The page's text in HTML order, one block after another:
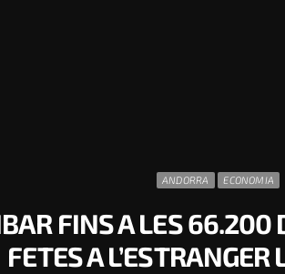
ANDORRA ECONOMIA
FINS A LES 66.200
FETES A L’ESTRANGER